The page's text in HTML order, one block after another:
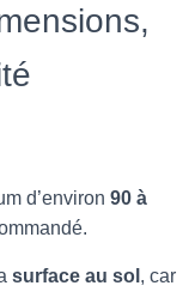
d’environ 90 à
surface au sol , car